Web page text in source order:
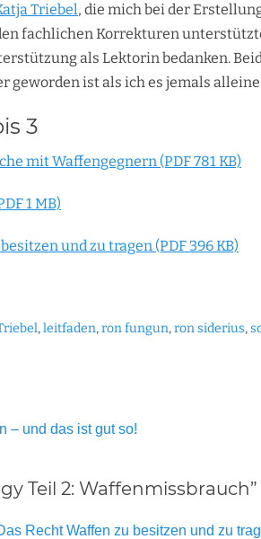
Triebel, die mich bei der
fachlichen Korrekturen
als Lektorin bedanken.
geworden ist als ich es jemals
3
mit Waffengegnern (PDF 781 KB)
1 MB)
und zu tragen (PDF 396 KB)
,leitfaden,ron fungun,ron siderius,
– und das ist gut so!
Teil 2: Waffenmissbrauch”
Recht Waffen zu besitzen und zu